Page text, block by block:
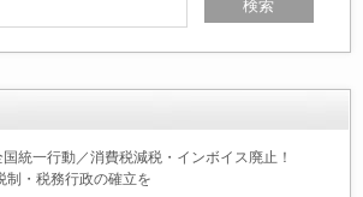
統一行動／消費税減税・インボイス廃止！
制・税務行政の確立を